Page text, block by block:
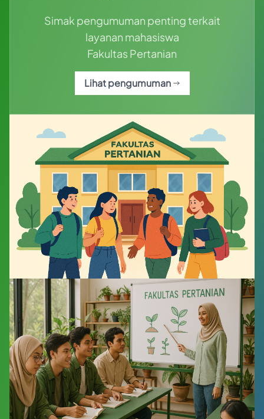
Simak pengumuman penting terkait
layanan mahasiswa
Fakultas Pertanian
Lihat pengumuman